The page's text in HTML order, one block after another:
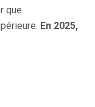
que
En 2025,